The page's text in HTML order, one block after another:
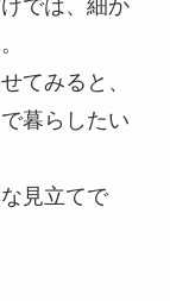
では、細か
てみると、
暮らしたい
見立てで